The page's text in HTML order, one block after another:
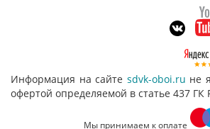
Информация на сайте sdvk-oboi.ru не
офертой определяемой в статье 437 ГК
Мы принимаем к оплате